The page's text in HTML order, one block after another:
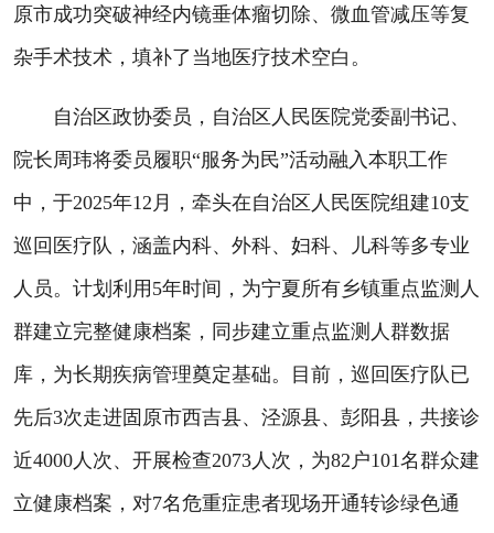
原市成功突破神经内镜垂体瘤切除、微血管减压等复
杂手术技术，填补了当地医疗技术空白。
自治区政协委员，自治区人民医院党委副书记、
院长周玮将委员履职“服务为民”活动融入本职工作
中，于2025年12月，牵头在自治区人民医院组建10支
巡回医疗队，涵盖内科、外科、妇科、儿科等多专业
人员。计划利用5年时间，为宁夏所有乡镇重点监测人
群建立完整健康档案，同步建立重点监测人群数据
库，为长期疾病管理奠定基础。目前，巡回医疗队已
先后3次走进固原市西吉县、泾源县、彭阳县，共接诊
近4000人次、开展检查2073人次，为82户101名群众建
立健康档案，对7名危重症患者现场开通转诊绿色通